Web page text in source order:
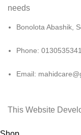
needs
Bonolota Abashik,
Phone:
Email:
This Website